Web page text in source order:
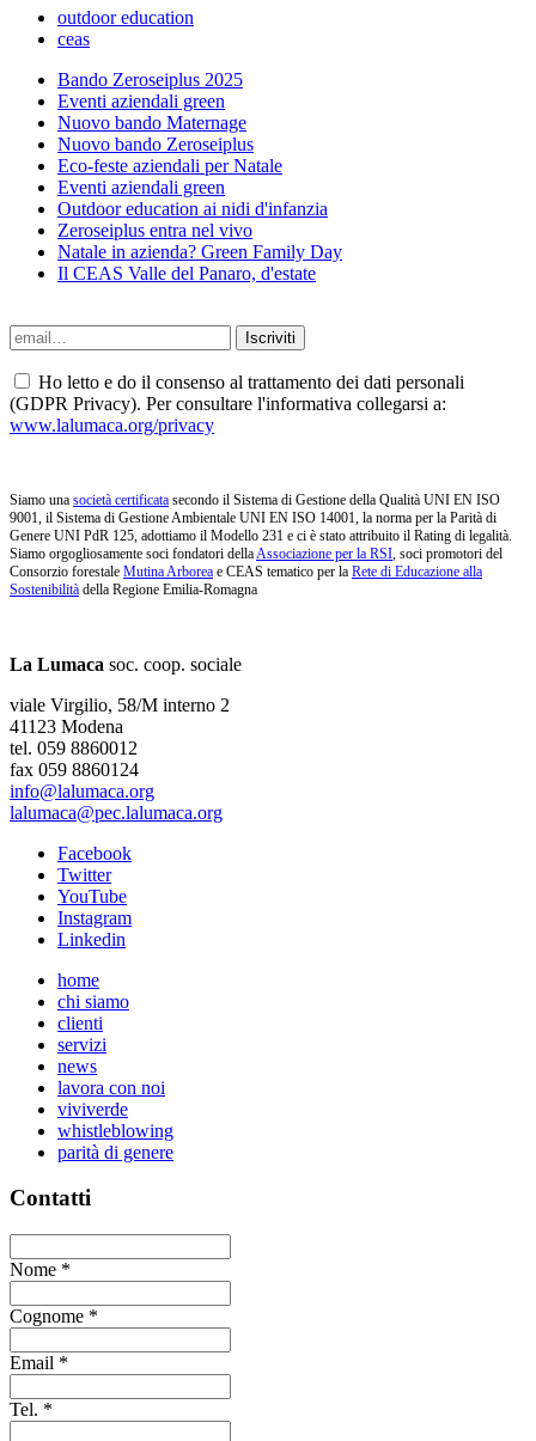
outdoor education
ceas
Bando Zeroseiplus 2025
Eventi aziendali green
Nuovo bando Maternage
Nuovo bando Zeroseiplus
Eco-feste aziendali per Natale
Eventi aziendali green
Outdoor education ai nidi d'infanzia
Zeroseiplus entra nel vivo
Natale in azienda? Green Family Day
Il CEAS Valle del Panaro, d'estate
Ho letto e do il consenso al trattamento dei dati personali
(GDPR Privacy). Per consultare l'informativa collegarsi a:
www.lalumaca.org/privacy
Siamo una società certificata secondo il Sistema di Gestione della Qualità UNI EN ISO
9001, il Sistema di Gestione Ambientale UNI EN ISO 14001, la norma per la Parità di
Genere UNI PdR 125, adottiamo il Modello 231 e ci è stato attribuito il Rating di legalità.
Siamo orgogliosamente soci fondatori della Associazione per la RSI , soci promotori del
Consorzio forestale Mutina Arborea e CEAS tematico per la Rete di Educazione alla
Sostenibilità della Regione Emilia-Romagna
La Lumaca soc. coop. sociale
viale Virgilio, 58/M interno 2
41123 Modena
tel. 059 8860012
fax 059 8860124
info@lalumaca.org
lalumaca@pec.lalumaca.org
Facebook
Twitter
YouTube
Instagram
Linkedin
home
chi siamo
clienti
servizi
news
lavora con noi
viviverde
whistleblowing
parità di genere
Contatti
Nome *
Cognome *
Email *
Tel. *